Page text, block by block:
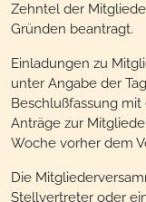
Zehntel der
Gründen beantragt.
Einladungen zu
unter Angabe der
Beschlußfassung
Anträge zur
Woche vorher dem
Die
Stellvertreter oder